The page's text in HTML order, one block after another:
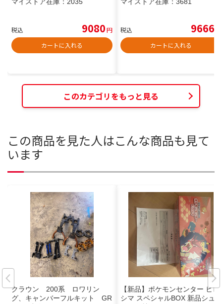
税込 9080円
カートに入れる
税込 9666
カートに入れる
このカテゴリをもっと見る
この商品を見た人はこんな商品も見て
います
クラウン 200系 ロワリン
グ、キャンバーフルキット GR
【新品】ポケモンセンター ヒロ
シマ スペシャルBOX 新品シュ